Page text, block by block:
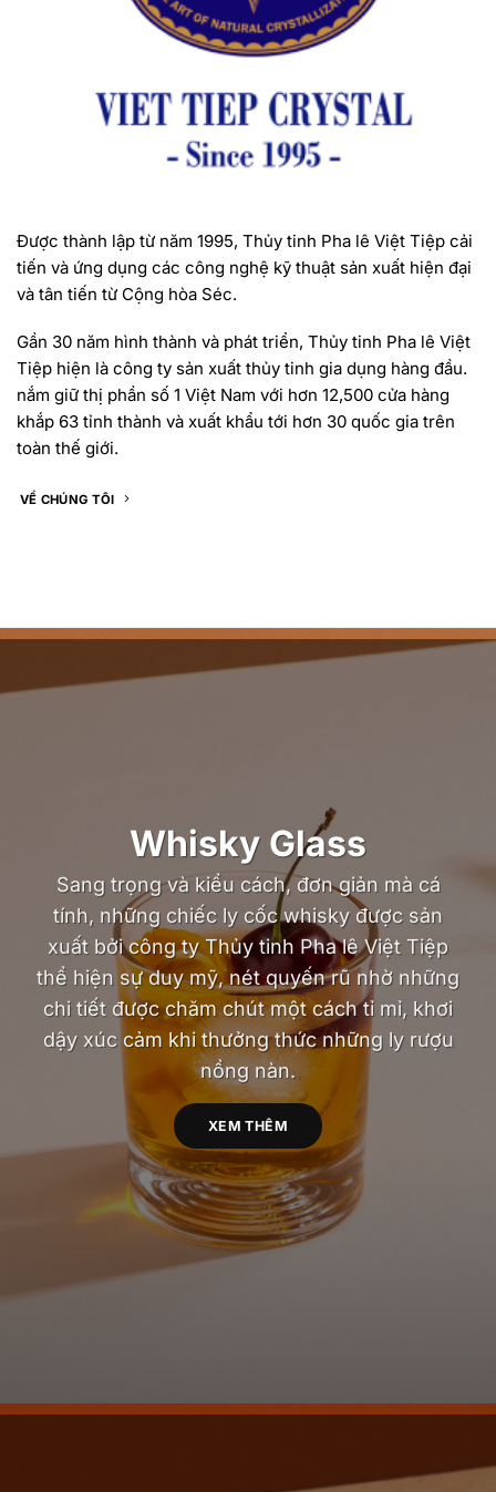
Được thành lập từ năm 1995, Thủy tinh Pha lê Việt Tiệp cải
tiến và ứng dụng các công nghệ kỹ thuật sản xuất hiện đại
và tân tiến từ Cộng hòa Séc.
Gần 30 năm hình thành và phát triển, Thủy tinh Pha lê Việt
Tiệp hiện là công ty sản xuất thủy tinh gia dụng hàng đầu.
nắm giữ thị phần số 1 Việt Nam với hơn 12,500 cửa hàng
khắp 63 tỉnh thành và xuất khẩu tới hơn 30 quốc gia trên
toàn thế giới.
VỀ CHÚNG TÔI
Whisky Glass
Sang trọng và kiểu cách, đơn giản mà cá
tính, những chiếc ly cốc whisky được sản
xuất bởi công ty Thủy tinh Pha lê Việt Tiệp
thể hiện sự duy mỹ, nét quyến rũ nhờ những
chi tiết được chăm chút một cách tỉ mỉ, khơi
dậy xúc cảm khi thưởng thức những ly rượu
nồng nàn.
XEM THÊM